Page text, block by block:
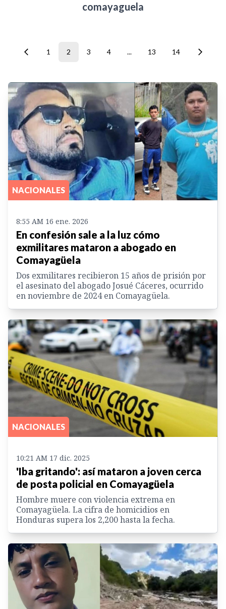
comayaguela
1 2 3 4 ... 13 14
NACIONALES
8:55 AM 16 ene. 2026
En confesión sale a la luz cómo
exmilitares mataron a abogado en
Comayagüela
Dos exmilitares recibieron 15 años de prisión por
el asesinato del abogado Josué Cáceres, ocurrido
en noviembre de 2024 en Comayagüela.
NACIONALES
10:21 AM 17 dic. 2025
'Iba gritando': así mataron a joven cerca
de posta policial en Comayagüela
Hombre muere con violencia extrema en
Comayagüela. La cifra de homicidios en
Honduras supera los 2,200 hasta la fecha.